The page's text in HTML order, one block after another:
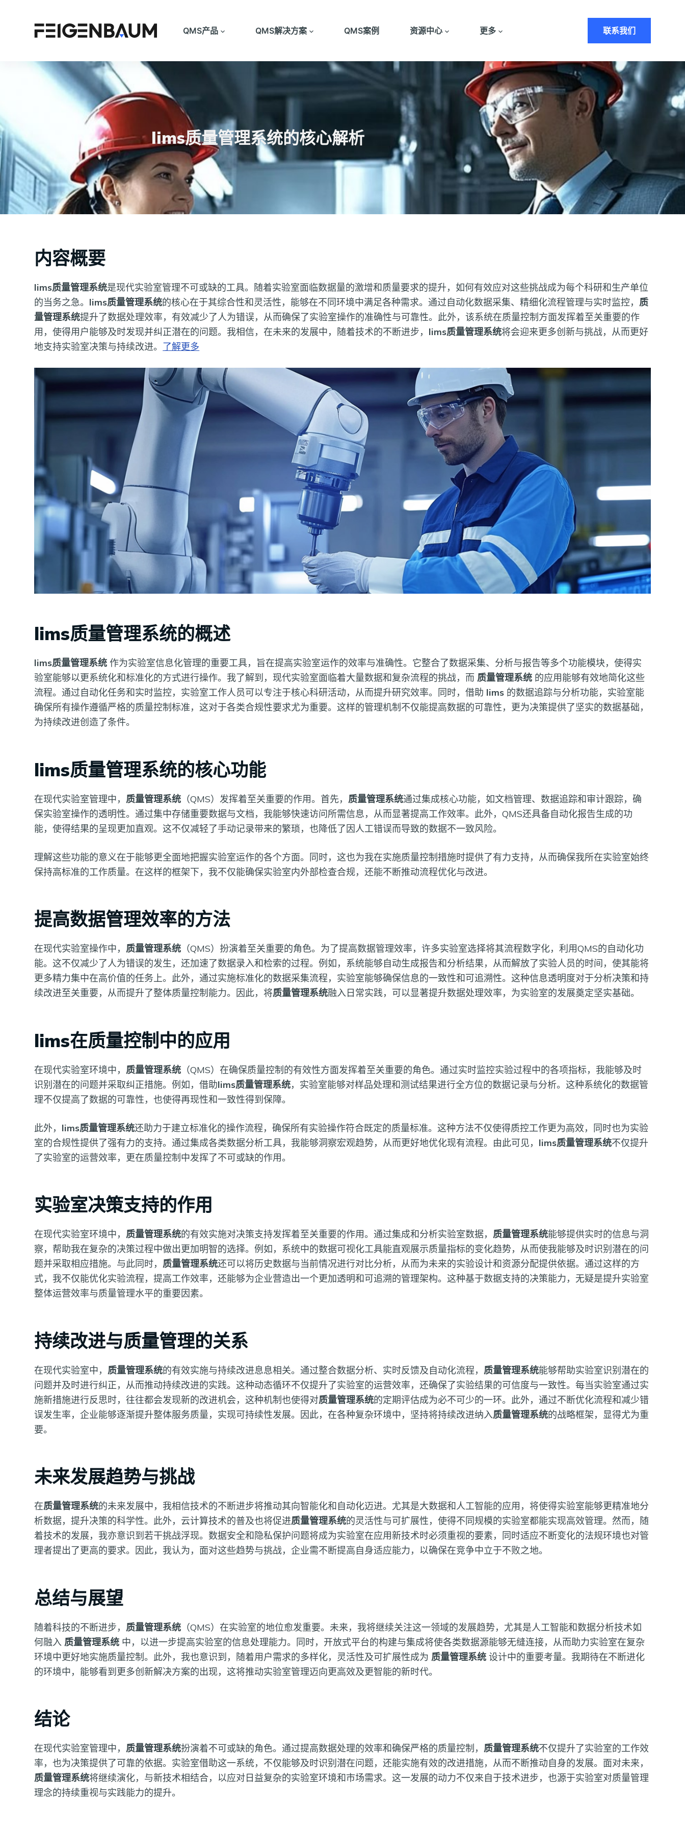
QMS产品 QMS解决方案 QMS案例 资源中心 更多 联系我们
lims质量管理系统的核心解析
内容概要
lims质量管理系统是现代实验室管理不可或缺的工具。随着实验室面临数据量的激增和质量要求的提升，如何有效应对这些挑战成为每个科研和生产单位
的当务之急。 lims质量管理系统的核心在于其综合性和灵活性，能够在不同环境中满足各种需求。通过自动化数据采集、精细化流程管理与实时监控， 质
量管理系统提升了数据处理效率，有效减少了人为错误，从而确保了实验室操作的准确性与可靠性。此外，该系统在质量控制方面发挥着至关重要的作
用，使得用户能够及时发现并纠正潜在的问题。我相信，在未来的发展中，随着技术的不断进步， lims质量管理系统将会迎来更多创新与挑战，从而更好
地支持实验室决策与持续改进。 了解更多
lims质量管理系统的概述
lims质量管理系统 作为实验室信息化管理的重要工具，旨在提高实验室运作的效率与准确性。它整合了数据采集、分析与报告等多个功能模块，使得实
验室能够以更系统化和标准化的方式进行操作。我了解到，现代实验室面临着大量数据和复杂流程的挑战，而 质量管理系统 的应用能够有效地简化这些
流程。通过自动化任务和实时监控，实验室工作人员可以专注于核心科研活动，从而提升研究效率。同时，借助 lims 的数据追踪与分析功能，实验室能
确保所有操作遵循严格的质量控制标准，这对于各类合规性要求尤为重要。这样的管理机制不仅能提高数据的可靠性，更为决策提供了坚实的数据基础，
为持续改进创造了条件。
lims质量管理系统的核心功能
在现代实验室管理中， 质量管理系统 （QMS）发挥着至关重要的作用。首先， 质量管理系统通过集成核心功能，如文档管理、数据追踪和审计跟踪，确
保实验室操作的透明性。通过集中存储重要数据与文档，我能够快速访问所需信息，从而显著提高工作效率。此外，QMS还具备自动化报告生成的功
能，使得结果的呈现更加直观。这不仅减轻了手动记录带来的繁琐，也降低了因人工错误而导致的数据不一致风险。
理解这些功能的意义在于能够更全面地把握实验室运作的各个方面。同时，这也为我在实施质量控制措施时提供了有力支持，从而确保我所在实验室始终
保持高标准的工作质量。在这样的框架下，我不仅能确保实验室内外部检查合规，还能不断推动流程优化与改进。
提高数据管理效率的方法
在现代实验室操作中， 质量管理系统 （QMS）扮演着至关重要的角色。为了提高数据管理效率，许多实验室选择将其流程数字化，利用QMS的自动化功
能。这不仅减少了人为错误的发生，还加速了数据录入和检索的过程。例如，系统能够自动生成报告和分析结果，从而解放了实验人员的时间，使其能将
更多精力集中在高价值的任务上。此外，通过实施标准化的数据采集流程，实验室能够确保信息的一致性和可追溯性。这种信息透明度对于分析决策和持
续改进至关重要，从而提升了整体质量控制能力。因此，将质量管理系统融入日常实践，可以显著提升数据处理效率，为实验室的发展奠定坚实基础。
lims在质量控制中的应用
在现代实验室环境中， 质量管理系统 （QMS）在确保质量控制的有效性方面发挥着至关重要的角色。通过实时监控实验过程中的各项指标，我能够及时
识别潜在的问题并采取纠正措施。例如，借助lims质量管理系统，实验室能够对样品处理和测试结果进行全方位的数据记录与分析。这种系统化的数据管
理不仅提高了数据的可靠性，也使得再现性和一致性得到保障。
此外， lims质量管理系统还助力于建立标准化的操作流程，确保所有实验操作符合既定的质量标准。这种方法不仅使得质控工作更为高效，同时也为实验
室的合规性提供了强有力的支持。通过集成各类数据分析工具，我能够洞察宏观趋势，从而更好地优化现有流程。由此可见， lims质量管理系统不仅提升
了实验室的运营效率，更在质量控制中发挥了不可或缺的作用。
实验室决策支持的作用
在现代实验室环境中， 质量管理系统的有效实施对决策支持发挥着至关重要的作用。通过集成和分析实验室数据， 质量管理系统能够提供实时的信息与洞
察，帮助我在复杂的决策过程中做出更加明智的选择。例如，系统中的数据可视化工具能直观展示质量指标的变化趋势，从而使我能够及时识别潜在的问
题并采取相应措施。与此同时， 质量管理系统还可以将历史数据与当前情况进行对比分析，从而为未来的实验设计和资源分配提供依据。通过这样的方
式，我不仅能优化实验流程，提高工作效率，还能够为企业营造出一个更加透明和可追溯的管理架构。这种基于数据支持的决策能力，无疑是提升实验室
整体运营效率与质量管理水平的重要因素。
持续改进与质量管理的关系
在现代实验室中， 质量管理系统的有效实施与持续改进息息相关。通过整合数据分析、实时反馈及自动化流程， 质量管理系统能够帮助实验室识别潜在的
问题并及时进行纠正，从而推动持续改进的实践。这种动态循环不仅提升了实验室的运营效率，还确保了实验结果的可信度与一致性。每当实验室通过实
施新措施进行反思时，往往都会发现新的改进机会，这种机制也使得对质量管理系统的定期评估成为必不可少的一环。此外，通过不断优化流程和减少错
误发生率，企业能够逐渐提升整体服务质量，实现可持续性发展。因此，在各种复杂环境中，坚持将持续改进纳入质量管理系统的战略框架，显得尤为重
要。
未来发展趋势与挑战
在质量管理系统的未来发展中，我相信技术的不断进步将推动其向智能化和自动化迈进。尤其是大数据和人工智能的应用，将使得实验室能够更精准地分
析数据，提升决策的科学性。此外，云计算技术的普及也将促进质量管理系统的灵活性与可扩展性，使得不同规模的实验室都能实现高效管理。然而，随
着技术的发展，我亦意识到若干挑战浮现。数据安全和隐私保护问题将成为实验室在应用新技术时必须重视的要素，同时适应不断变化的法规环境也对管
理者提出了更高的要求。因此，我认为，面对这些趋势与挑战，企业需不断提高自身适应能力，以确保在竞争中立于不败之地。
总结与展望
随着科技的不断进步， 质量管理系统 （QMS）在实验室的地位愈发重要。未来，我将继续关注这一领域的发展趋势，尤其是人工智能和数据分析技术如
何融入 质量管理系统 中，以进一步提高实验室的信息处理能力。同时，开放式平台的构建与集成将使各类数据源能够无缝连接，从而助力实验室在复杂
环境中更好地实施质量控制。此外，我也意识到，随着用户需求的多样化，灵活性及可扩展性成为 质量管理系统 设计中的重要考量。我期待在不断进化
的环境中，能够看到更多创新解决方案的出现，这将推动实验室管理迈向更高效及更智能的新时代。
结论
在现代实验室管理中， 质量管理系统扮演着不可或缺的角色。通过提高数据处理的效率和确保严格的质量控制， 质量管理系统不仅提升了实验室的工作效
率，也为决策提供了可靠的依据。实验室借助这一系统，不仅能够及时识别潜在问题，还能实施有效的改进措施，从而不断推动自身的发展。面对未来，
质量管理系统将继续演化，与新技术相结合，以应对日益复杂的实验室环境和市场需求。这一发展的动力不仅来自于技术进步，也源于实验室对质量管理
理念的持续重视与实践能力的提升。